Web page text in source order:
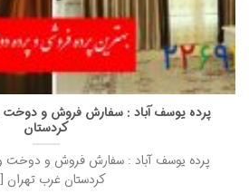
پرده یوسف آباد : سفارش فروش و دوخت
کردستان
پرده یوسف آباد : سفارش فروش و دوخت
کردستان غرب تهران